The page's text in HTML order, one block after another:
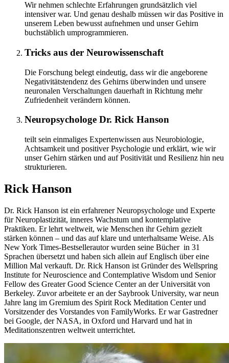
Wir nehmen schlechte Erfahrungen grundsätzlich viel
intensiver war. Und genau deshalb müssen wir das Positive in
unserem Leben bewusst aufnehmen und unser Gehirn
buchstäblich umprogrammieren.
Tricks aus der Neurowissenschaft
Die Forschung belegt eindeutig, dass wir die angeborene
Negativitätstendenz des Gehirns überwinden und unsere
neuronalen Verschaltungen dauerhaft in Richtung mehr
Zufriedenheit verändern können.
Neuropsychologe Dr. Rick Hanson
teilt sein einmaliges Expertenwissen aus Neurobiologie,
Achtsamkeit und positiver Psychologie und erklärt, wie wir
unser Gehirn stärken und auf Positivität und Resilienz hin neu
strukturieren.
Rick Hanson
Dr. Rick Hanson ist ein erfahrener Neuropsychologe und Experte
für Neuroplastizität, inneres Wachstum und kontemplative
Praktiken. Er lehrt weltweit, wie Menschen ihr Gehirn gezielt
stärken können – und das auf klare und unterhaltsame Weise. Als
New York Times-Bestsellerautor wurden seine Bücher in 31
Sprachen übersetzt und haben sich allein auf Englisch über eine
Million Mal verkauft. Dr. Rick Hanson ist Gründer des Wellspring
Institute for Neuroscience and Contemplative Wisdom und Senior
Fellow des Greater Good Science Center an der Universität von
Berkeley. Zuvor arbeitete er an der Saybrook University, war neun
Jahre lang im Gremium des Spirit Rock Meditation Center und
Vorsitzender des Vorstandes von FamilyWorks. Er war Gastredner
bei Google, der NASA, in Oxford und Harvard und hat in
Meditationszentren weltweit unterrichtet.